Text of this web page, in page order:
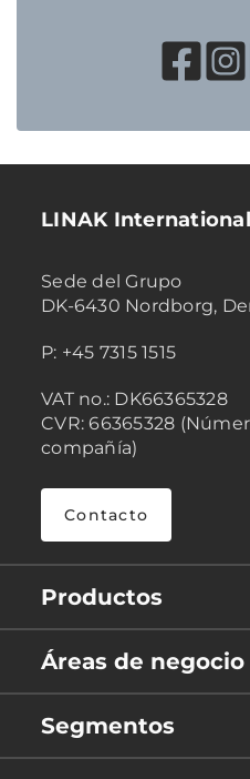
LINAK International
Sede del Grupo
DK-6430 Nordborg,
P: +45 7315 1515
VAT no.: DK66365328
CVR: 66365328
compañía)
Contacto
Productos
Áreas de negocio
Segmentos